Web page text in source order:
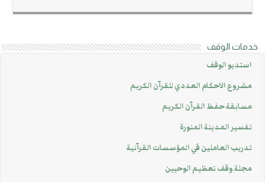
خدمات الوقف
استديو الوقف
مشروع الاحكام العددي للقرآن الكريم
مسابقة حفظ القرآن الكريم
تفسير المدينة المنورة
تدريب العاملين في المؤسسات القرآنية
مجلة وقف تعظيم الوحيين